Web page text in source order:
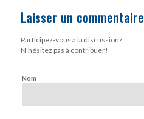
Laisser un commentaire
Participez-vous à la discussion?
N'hésitez pas à contribuer!
Nom